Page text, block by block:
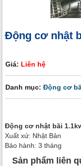
Động cơ nhật
Giá: Liên hệ
Danh mục: Động cơ
Động cơ nhật bãi
Xuất xứ: Nhật Bản
Bảo hành: 3 tháng
Sản phẩm liên